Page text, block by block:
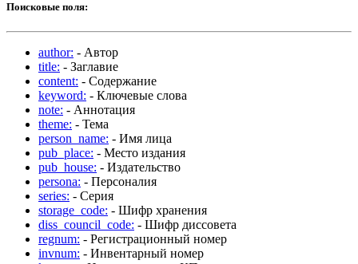
Поисковые поля:
author: - Автор
title: - Заглавие
content: - Содержание
keyword: - Ключевые слова
note: - Аннотация
theme: - Тема
person_name: - Имя лица
pub_place: - Место издания
pub_house: - Издательство
persona: - Персоналия
series: - Серия
storage_code: - Шифр хранения
diss_council_code: - Шифр диссовета
regnum: - Регистрационный номер
invnum: - Инвентарный номер